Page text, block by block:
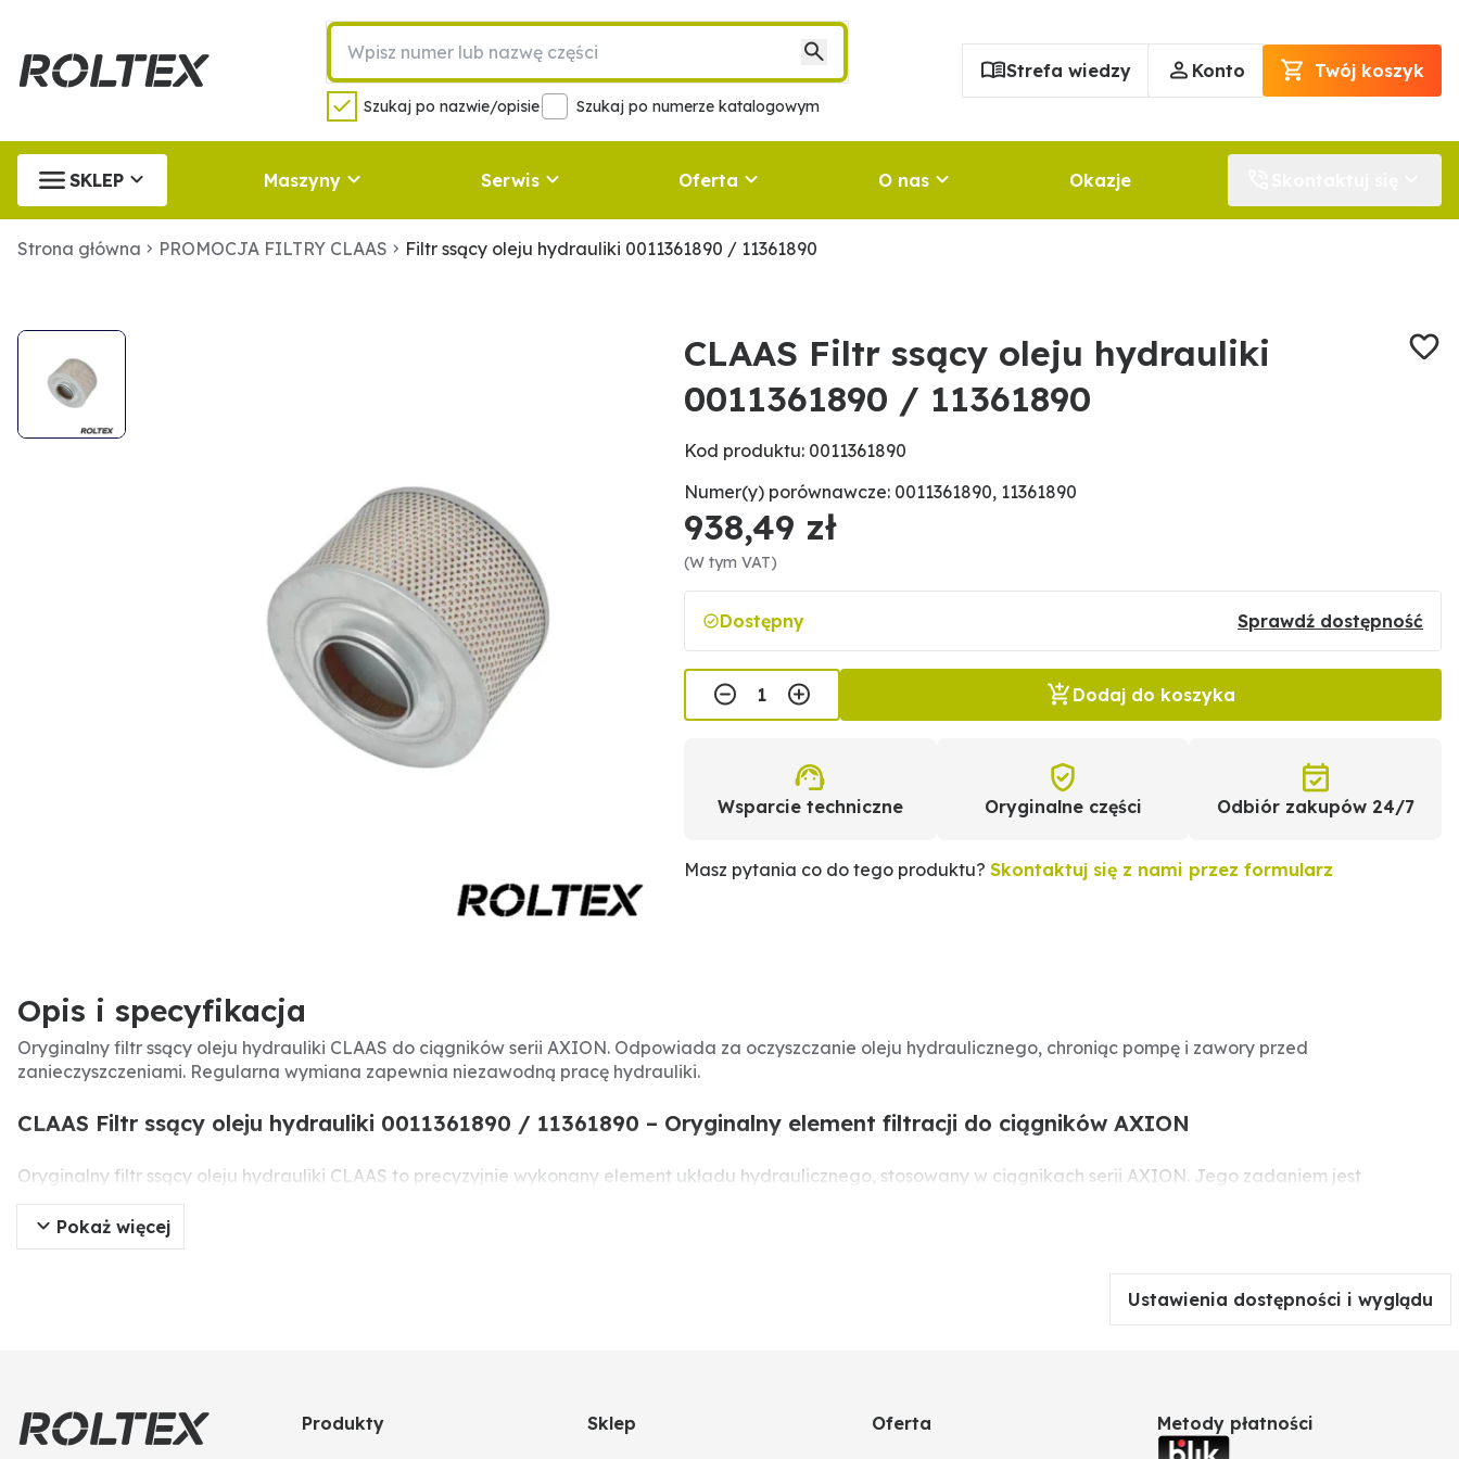
Szukaj po nazwie/opisie Szukaj po numerze katalogowym
Strefa wiedzy Konto Twój koszyk
SKLEP Maszyny Serwis Oferta O nas Okazje
Strona główna PROMOCJA FILTRY CLAAS Filtr ssący oleju hydrauliki 0011361890 / 11361890
CLAAS Filtr ssący oleju hydrauliki
0011361890 / 11361890
Kod produktu: 0011361890
Numer(y) porównawcze: 0011361890, 11361890
938,49 zł
(W tym VAT)
Dostępny Sprawdź dostępność
Dodaj do koszyka
Wsparcie techniczne Oryginalne części Odbiór zakupów 24/7
Masz pytania co do tego produktu?Skontaktuj się z nami przez formularz
Opis i specyfikacja
Oryginalny filtr ssący oleju hydrauliki CLAAS do ciągników serii AXION. Odpowiada za oczyszczanie oleju hydraulicznego, chroniąc pompę i zawory przed
zanieczyszczeniami. Regularna wymiana zapewnia niezawodną pracę hydrauliki.
CLAAS Filtr ssący oleju hydrauliki 0011361890 / 11361890 – Oryginalny element filtracji do ciągników AXION
Oryginalny filtr ssący oleju hydrauliki CLAAS to precyzyjnie wykonany element układu hydraulicznego, stosowany w ciągnikach serii AXION. Jego zadaniem jest
zatrzymywanie zanieczyszczeń stałych i cząstek, co chroni wrażliwe komponenty hydrauliki przed uszkodzeniem. Regularna wymiana filtra zapewnia długą żywotność
układu i stabilną pracę maszyny.
Zastosowanie:Ciągniki CLAAS AXION 810-850 z przekładnią CMATIC
Rodzaj: Oryginalna część
Pokaż więcej
Ustawienia dostępności i wyglądu
Produkty Sklep Oferta Metody płatności